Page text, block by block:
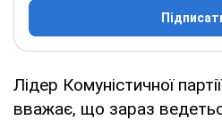
Лідер Комуністичної
вважає, що зараз